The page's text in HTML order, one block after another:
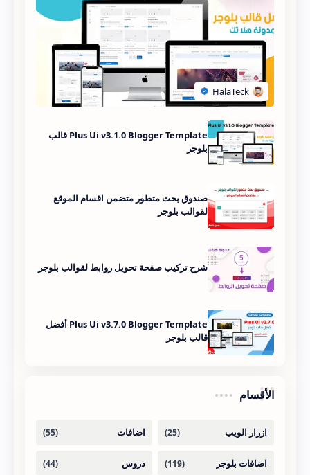
Plus Ui v3.1.0 Blogger Template قالب
بلوجر
صندوق بحث متطور متضمن اقسام الموقع
لقوالب بلوجر
شرح تركيب صفحة تحويل روابط لقوالب بلوجر
Plus Ui v3.7.0 Blogger Template أفضل
قالب بلوجر
الأقسام